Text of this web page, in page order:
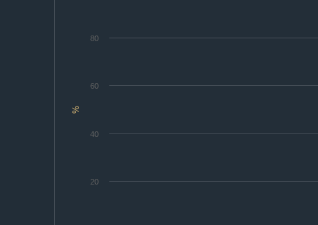
%
20
40
60
80